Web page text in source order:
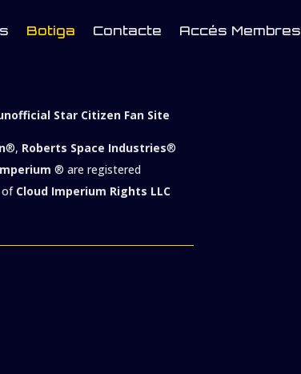
Botiga Contacte Accés Membres
Star Citizen Fan Site
®, Roberts Space Industries®
® are registered
of Cloud Imperium Rights LLC